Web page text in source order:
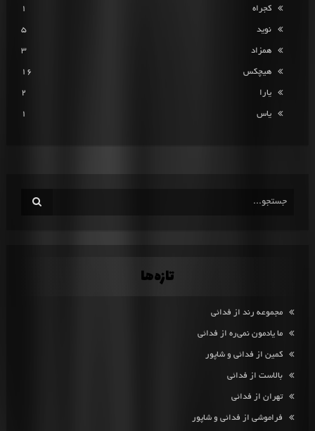
کجراه 1
نوید 5
همزاد 3
هیچکس 16
یارا 2
یاس 1
تازه‌ها
مجموعه رند از فدائی
ما یادمون نمی‌ره از فدائی
کمین از فدائی و شاپور
بالاست از فدائی
تهران از فدائی
فراموشی از فدائی و شاپور